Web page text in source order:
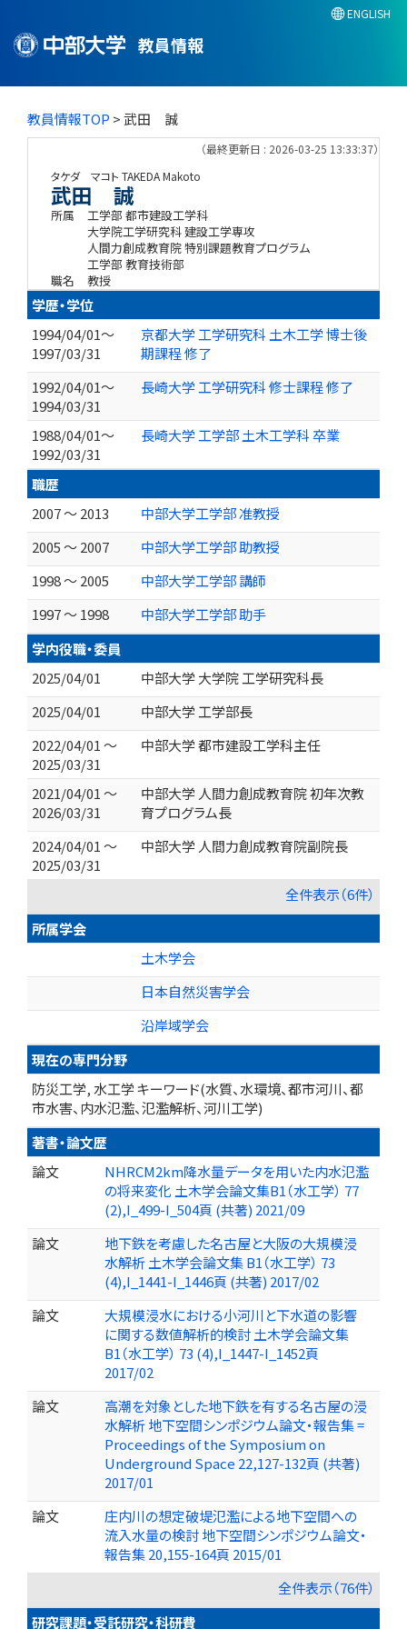
教員情報
ENGLISH
教員情報TOP > 武田 誠
（最終更新日 : 2026-03-25 13:33:37）
タケダ マコト TAKEDA Makoto
武田 誠
所属
工学部 都市建設工学科
大学院工学研究科 建設工学専攻
人間力創成教育院 特別課題教育プログラム
工学部 教育技術部
職名
教授
学歴・学位
1994/04/01～
1997/03/31
京都大学 工学研究科 土木工学 博士後
期課程 修了
1992/04/01～
1994/03/31
長崎大学 工学研究科 修士課程 修了
1988/04/01～
1992/03/31
長崎大学 工学部 土木工学科 卒業
職歴
2007 ～ 2013
中部大学工学部 准教授
2005 ～ 2007
中部大学工学部 助教授
1998 ～ 2005
中部大学工学部 講師
1997 ～ 1998
中部大学工学部 助手
学内役職・委員
2025/04/01
中部大学 大学院 工学研究科長
2025/04/01
中部大学 工学部長
2022/04/01 ～
2025/03/31
中部大学 都市建設工学科主任
2021/04/01 ～
2026/03/31
中部大学 人間力創成教育院 初年次教
育プログラム長
2024/04/01 ～
2025/03/31
中部大学 人間力創成教育院副院長
全件表示（6件）
所属学会
土木学会
日本自然災害学会
沿岸域学会
現在の専門分野
防災工学, 水工学 キーワード(水質、水環境、都市河川、都
市水害、内水氾濫、氾濫解析、河川工学)
著書・論文歴
論文
NHRCM2km降水量データを用いた内水氾濫
の将来変化 土木学会論文集B1（水工学） 77
(2),I_499-I_504頁 (共著) 2021/09
論文
地下鉄を考慮した名古屋と大阪の大規模浸
水解析 土木学会論文集 B1（水工学） 73
(4),I_1441-I_1446頁 (共著) 2017/02
論文
大規模浸水における小河川と下水道の影響
に関する数値解析的検討 土木学会論文集
B1（水工学） 73 (4),I_1447-I_1452頁
2017/02
論文
高潮を対象とした地下鉄を有する名古屋の浸
水解析 地下空間シンポジウム論文・報告集 =
Proceedings of the Symposium on
Underground Space 22,127-132頁 (共著)
2017/01
論文
庄内川の想定破堤氾濫による地下空間への
流入水量の検討 地下空間シンポジウム論文・
報告集 20,155-164頁 2015/01
全件表示（76件）
研究課題・受託研究・科研費